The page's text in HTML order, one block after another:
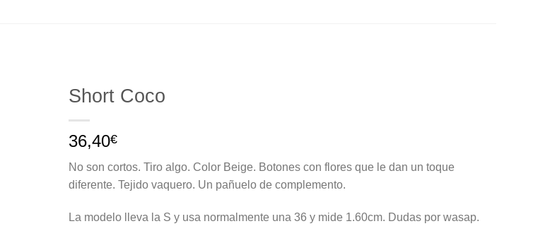
Short Coco
36,40€
No son cortos. Tiro algo. Color Beige. Botones con flores que le dan un toque
diferente. Tejido vaquero. Un pañuelo de complemento.
La modelo lleva la S y usa normalmente una 36 y mide 1.60cm. Dudas por wasap.